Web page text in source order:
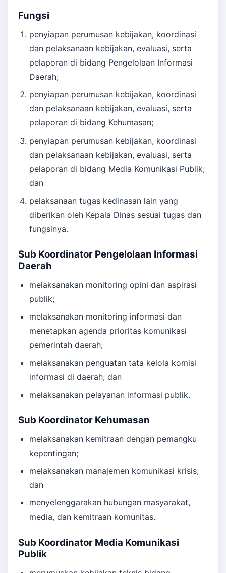
Fungsi
penyiapan perumusan kebijakan, koordinasi
dan pelaksanaan kebijakan, evaluasi, serta
pelaporan di bidang Pengelolaan Informasi
Daerah;
penyiapan perumusan kebijakan, koordinasi
dan pelaksanaan kebijakan, evaluasi, serta
pelaporan di bidang Kehumasan;
penyiapan perumusan kebijakan, koordinasi
dan pelaksanaan kebijakan, evaluasi, serta
pelaporan di bidang Media Komunikasi Publik;
dan
pelaksanaan tugas kedinasan lain yang
diberikan oleh Kepala Dinas sesuai tugas dan
fungsinya.
Sub Koordinator Pengelolaan Informasi
Daerah
melaksanakan monitoring opini dan aspirasi
publik;
melaksanakan monitoring informasi dan
menetapkan agenda prioritas komunikasi
pemerintah daerah;
melaksanakan penguatan tata kelola komisi
informasi di daerah; dan
melaksanakan pelayanan informasi publik.
Sub Koordinator Kehumasan
melaksanakan kemitraan dengan pemangku
kepentingan;
melaksanakan manajemen komunikasi krisis;
dan
menyelenggarakan hubungan masyarakat,
media, dan kemitraan komunitas.
Sub Koordinator Media Komunikasi
Publik